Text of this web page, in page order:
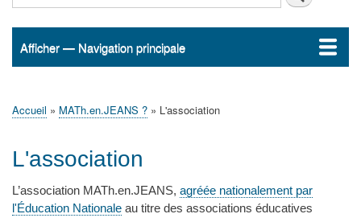
Navigation
Afficher — Navigation principale
Accueil
Actualités
MATh.en.JEANS ?
Régions et Ateliers
Créer, gérer un atelier
Sujets/Publications
Congrès
d'Ariane
Accueil MATh.en.JEANS ? L'association
L'association
L’association MATh.en.JEANS, agréée nationalement par
l'Éducation Nationale au titre des associations éducatives